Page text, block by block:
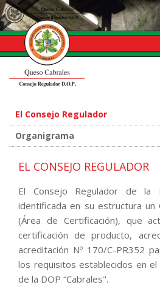
El Consejo Regulador
Organigrama
EL CONSEJO REGULADOR
El Consejo Regulador de la
identificada en su estructura un
(Área de Certificación), que
certificación de producto,
acreditación Nº 170/C-PR352
los requisitos establecidos en el
de la DOP “Cabrales".